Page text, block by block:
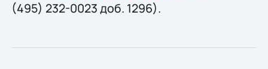
(495) 232-0023 доб. 1296).